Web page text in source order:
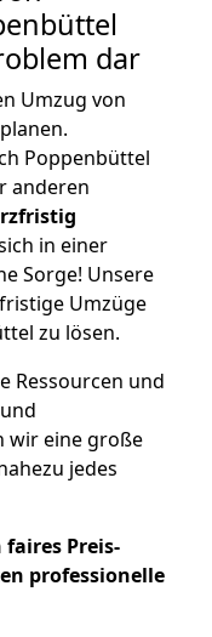
dar
Umzug von
Poppenbüttel
anderen
in einer
Sorge! Unsere
Umzüge
zu lösen.
Ressourcen und
wir eine große
jedes
Preis-
professionelle